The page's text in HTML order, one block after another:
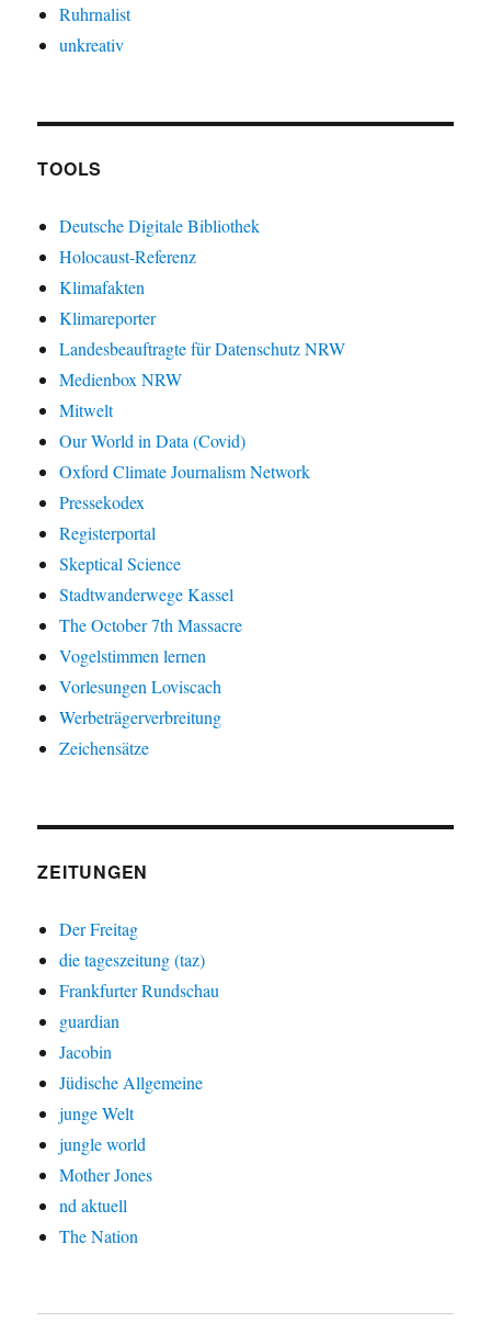
Ruhrnalist
unkreativ
TOOLS
Deutsche Digitale Bibliothek
Holocaust-Referenz
Klimafakten
Klimareporter
Landesbeauftragte für Datenschutz NRW
Medienbox NRW
Mitwelt
Our World in Data (Covid)
Oxford Climate Journalism Network
Pressekodex
Registerportal
Skeptical Science
Stadtwanderwege Kassel
The October 7th Massacre
Vogelstimmen lernen
Vorlesungen Loviscach
Werbeträgerverbreitung
Zeichensätze
ZEITUNGEN
Der Freitag
die tageszeitung (taz)
Frankfurter Rundschau
guardian
Jacobin
Jüdische Allgemeine
junge Welt
jungle world
Mother Jones
nd aktuell
The Nation